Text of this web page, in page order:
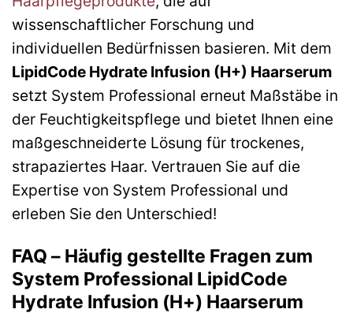
wissenschaftlicher Forschung und
individuellen Bedürfnissen basieren. Mit dem
LipidCode Hydrate Infusion (H+) Haarserum
setzt System Professional erneut Maßstäbe in
der Feuchtigkeitspflege und bietet Ihnen eine
maßgeschneiderte Lösung für trockenes,
strapaziertes Haar. Vertrauen Sie auf die
Expertise von System Professional und
erleben Sie den Unterschied!
FAQ – Häufig gestellte Fragen zum
System Professional LipidCode
Hydrate Infusion (H+) Haarserum